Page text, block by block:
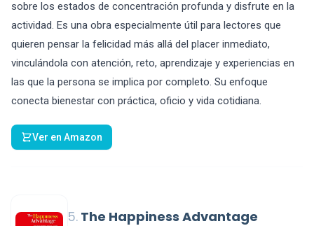
sobre los estados de concentración profunda y disfrute en la
actividad. Es una obra especialmente útil para lectores que
quieren pensar la felicidad más allá del placer inmediato,
vinculándola con atención, reto, aprendizaje y experiencias en
las que la persona se implica por completo. Su enfoque
conecta bienestar con práctica, oficio y vida cotidiana.
Ver en Amazon
5. The Happiness Advantage